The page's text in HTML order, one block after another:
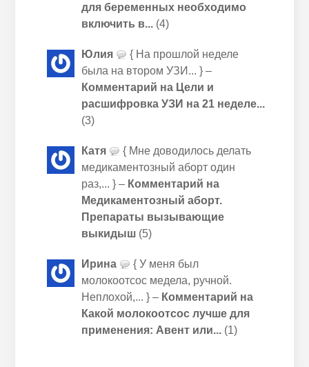
для беременных необходимо
включить в...(4)
Юлия
{ На прошлой неделе
была на втором УЗИ... } –
Комментарий на Цели и
расшифровка УЗИ на 21 неделе...
(3)
Катя
{ Мне доводилось делать
медикаментозный аборт один
раз,... } – Комментарий на
Медикаментозный аборт.
Препараты вызывающие
выкидыш(5)
Ирина
{ У меня был
молокоотсос медела, ручной.
Неплохой,... } – Комментарий на
Какой молокоотсос лучше для
применения: Авент или...(1)